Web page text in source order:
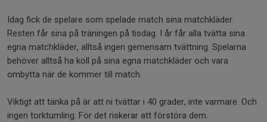
Idag fick de spelare som spelade match sina matchkläder.
Resten får sina på träningen på tisdag. I år får alla tvätta sina
egna matchkläder, alltså ingen gemensam tvättning. Spelarna
behöver alltså ha koll på sina egna matchkläder och vara
ombytta när de kommer till match.
Viktigt att tänka på är att ni tvättar i 40 grader, inte varmare. Och
ingen torktumling. För det riskerar att förstöra dem.